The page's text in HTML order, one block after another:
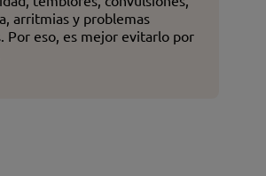
arritmias y problemas
Por eso, es mejor evitarlo por